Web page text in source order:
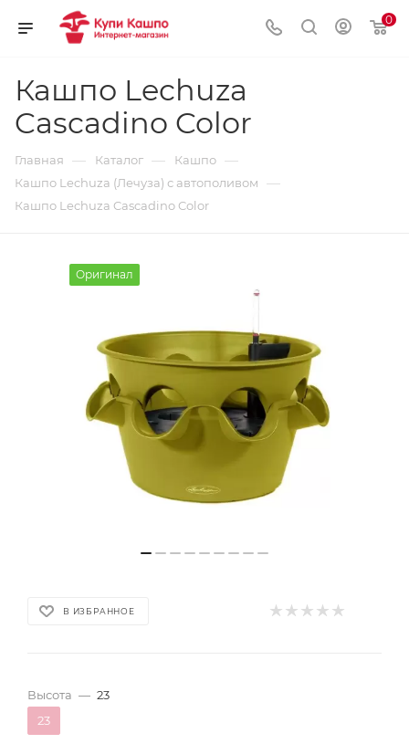
0
Кашпо Lechuza
Cascadino Color
Главная — Каталог — Кашпо —
Кашпо Lechuza (Лечуза) с автополивом —
Кашпо Lechuza Cascadino Color
Оригинал
В ИЗБРАННОЕ
Высота — 23
23